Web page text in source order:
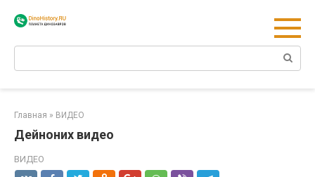
Главная » ВИДЕО
Дейноних видео
ВИДЕО